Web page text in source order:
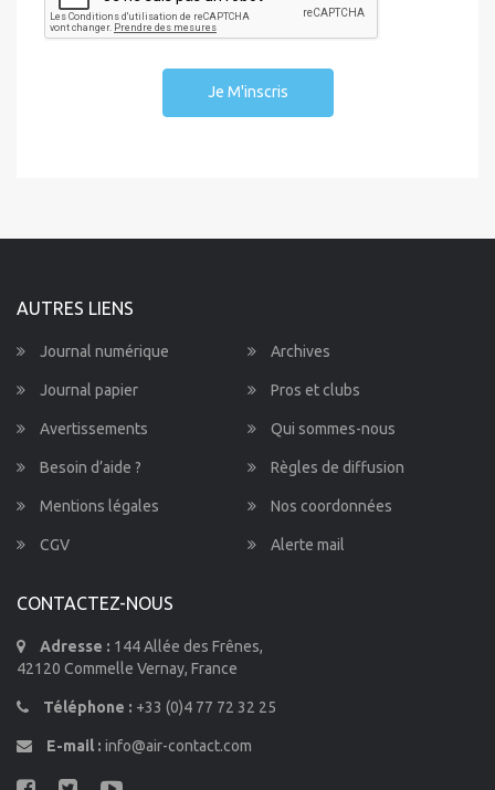
Je M'inscris
AUTRES LIENS
Journal numérique Archives
Journal papier Pros et clubs
Avertissements Qui sommes-nous
Besoin d’aide ? Règles de diffusion
Mentions légales Nos coordonnées
CGV Alerte mail
CONTACTEZ-NOUS
Adresse : 144 Allée des Frênes,
42120 Commelle Vernay, France
Téléphone : +33 (0)4 77 72 32 25
E-mail : info@air-contact.com